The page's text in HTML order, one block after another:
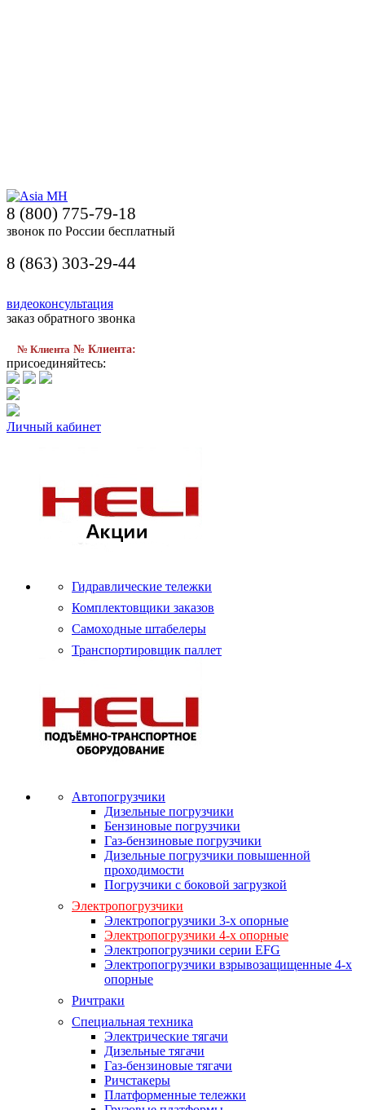
8 (800) 775-79-18
звонок по России бесплатный
8 (863) 303-29-44
видеоконсультация
заказ обратного звонка
№ Клиента № Клиента:
присоединяйтесь:
Личный кабинет
Гидравлические тележки
Комплектовщики заказов
Самоходные штабелеры
Транспортировщик паллет
Автопогрузчики
Дизельные погрузчики
Бензиновые погрузчики
Газ-бензиновые погрузчики
Дизельные погрузчики повышенной
проходимости
Погрузчики с боковой загрузкой
Электропогрузчики
Электропогрузчики 3-х опорные
Электропогрузчики 4-х опорные
Электропогрузчики серии EFG
Электропогрузчики взрывозащищенные 4-х
опорные
Ричтраки
Специальная техника
Электрические тягачи
Дизельные тягачи
Газ-бензиновые тягачи
Ричстакеры
Платформенные тележки